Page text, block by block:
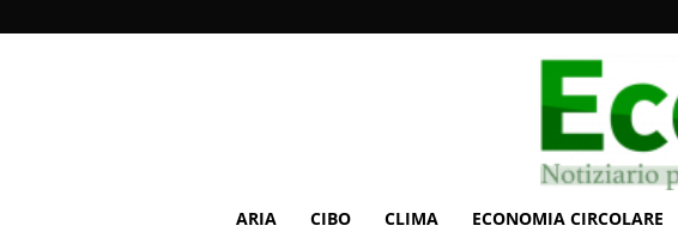
ARIA CIBO CLIMA ECONOMIA CIRCOLARE